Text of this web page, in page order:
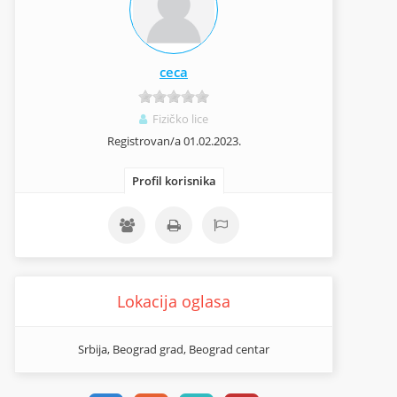
ceca
Fizičko lice
Registrovan/a 01.02.2023.
Profil korisnika
Lokacija oglasa
Srbija, Beograd grad, Beograd centar